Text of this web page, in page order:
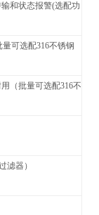
和状态报警(选配功
可选配316不锈钢
（批量可选配316不
滤器）